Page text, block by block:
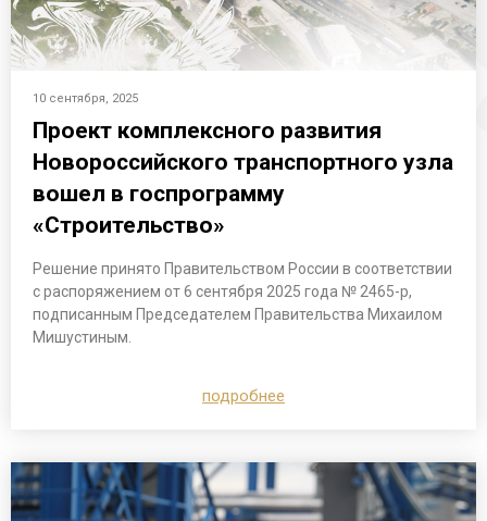
10 сентября, 2025
Проект комплексного развития
Новороссийского транспортного узла
вошел в госпрограмму
«Строительство»
Решение принято Правительством России в соответствии
с распоряжением от 6 сентября 2025 года № 2465-р,
подписанным Председателем Правительства Михаилом
Мишустиным.
подробнее